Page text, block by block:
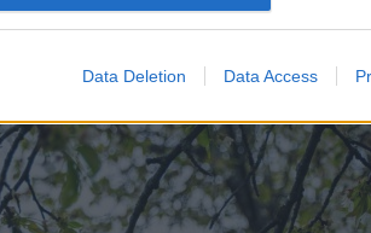
Data Deletion Data Access
is. Az utak mentén
Fotókon mutatjuk.